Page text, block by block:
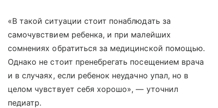
«В такой ситуации стоит понаблюдать за
самочувствием ребенка, и при малейших
сомнениях обратиться за медицинской помощью.
Однако не стоит пренебрегать посещением врача
и в случаях, если ребенок неудачно упал, но в
целом чувствует себя хорошо», — уточнил
педиатр.